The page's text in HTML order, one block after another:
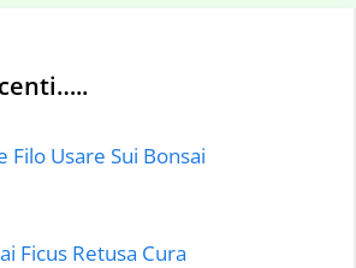
Filo Usare Sui Bonsai
Ficus Retusa Cura